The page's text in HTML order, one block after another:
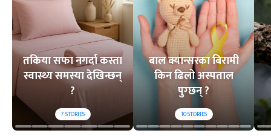
तकिया सफा नगर्दा कस्ता
स्वास्थ्य समस्या देखिन्छन्
?
7STORIES
बाल क्यान्सरका बिरामी
किन ढिलो अस्पताल
पुग्छन् ?
10STORIES